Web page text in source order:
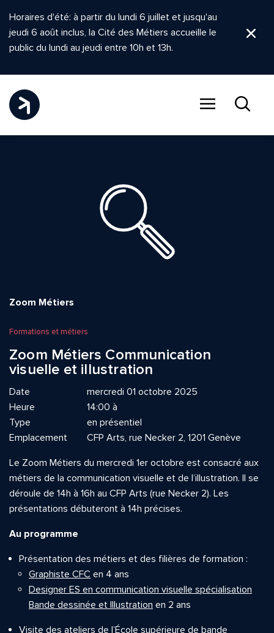
Horaires d'été: à partir du lundi 6 juillet et jusqu'au
jeudi 6 août inclus, la Cité des Métiers accueille le
public du lundi au jeudi entre 10h et 13h.
Zoom Métiers
Formations et métiers
Zoom Métiers Communication
visuelle et illustration
Date
mercredi 01 octobre 2025
Heure
14:00 à
Type
en présentiel
Emplacement
CFP Arts, rue Necker 2, 1201 Genève
Le Zoom Métiers du mercredi 1er octobre est consacré aux
métiers de la communication visuelle et de l’illustration. Il se
déroule de 14h à 16h au CFP Arts (rue Necker 2). Les
présentations débuteront à 14h précises.
Au programme
Présentation des métiers et des filières de formation :
Graphiste CFC en 4 ans
Designer ES en communication visuelle spécialisation
Bande dessinée et Illustration en 2 ans
Visite des ateliers de l’École supérieure de bande